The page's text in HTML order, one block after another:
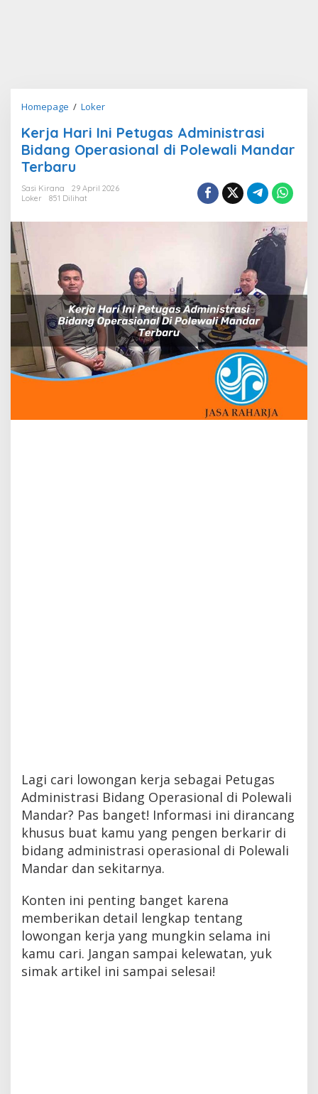
Homepage / LokerKerja
Ini
Petugas
Operasional
Polewali
Kerja Hari Ini Petugas Administrasi
Bidang Operasional di Polewali Mandar
Terbaru
Sasi Kirana
29 April 2026
Loker
851 Dilihat
Lagi cari lowongan kerja sebagai Petugas
Administrasi Bidang Operasional di Polewali
Mandar? Pas banget! Informasi ini dirancang
khusus buat kamu yang pengen berkarir di
bidang administrasi operasional di Polewali
Mandar dan sekitarnya.
Konten ini penting banget karena
memberikan detail lengkap tentang
lowongan kerja yang mungkin selama ini
kamu cari. Jangan sampai kelewatan, yuk
simak artikel ini sampai selesai!